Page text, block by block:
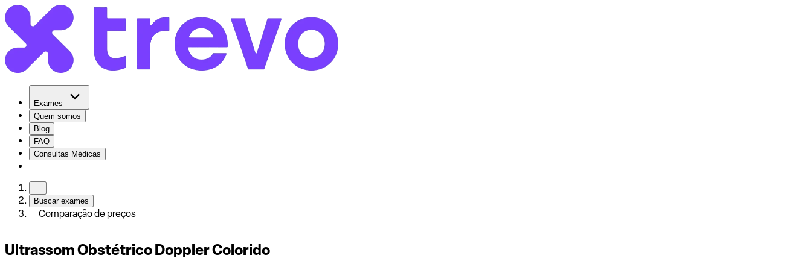
Exames
Quem somos
Blog
FAQ
Consultas Médicas
Buscar exames
Comparação de preços
Ultrassom Obstétrico Doppler Colorido